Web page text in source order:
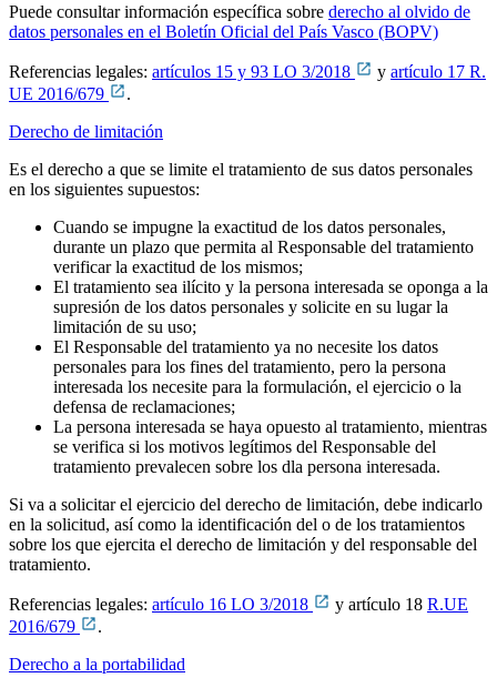
Puede consultar información específica sobre derecho al olvido de
datos personales en el Boletín Oficial del País Vasco (BOPV)
Referencias legales: artículos 15 y 93 LO 3/2018 y artículo 17 R.
UE 2016/679
.
Derecho de limitación
Es el derecho a que se limite el tratamiento de sus datos personales
en los siguientes supuestos:
Cuando se impugne la exactitud de los datos personales,
durante un plazo que permita al Responsable del tratamiento
verificar la exactitud de los mismos;
El tratamiento sea ilícito y la persona interesada se oponga a la
supresión de los datos personales y solicite en su lugar la
limitación de su uso;
El Responsable del tratamiento ya no necesite los datos
personales para los fines del tratamiento, pero la persona
interesada los necesite para la formulación, el ejercicio o la
defensa de reclamaciones;
La persona interesada se haya opuesto al tratamiento, mientras
se verifica si los motivos legítimos del Responsable del
tratamiento prevalecen sobre los dla persona interesada.
Si va a solicitar el ejercicio del derecho de limitación, debe indicarlo
en la solicitud, así como la identificación del o de los tratamientos
sobre los que ejercita el derecho de limitación y del responsable del
tratamiento.
Referencias legales: artículo 16 LO 3/2018 y artículo 18 R.UE
2016/679
.
Derecho a la portabilidad